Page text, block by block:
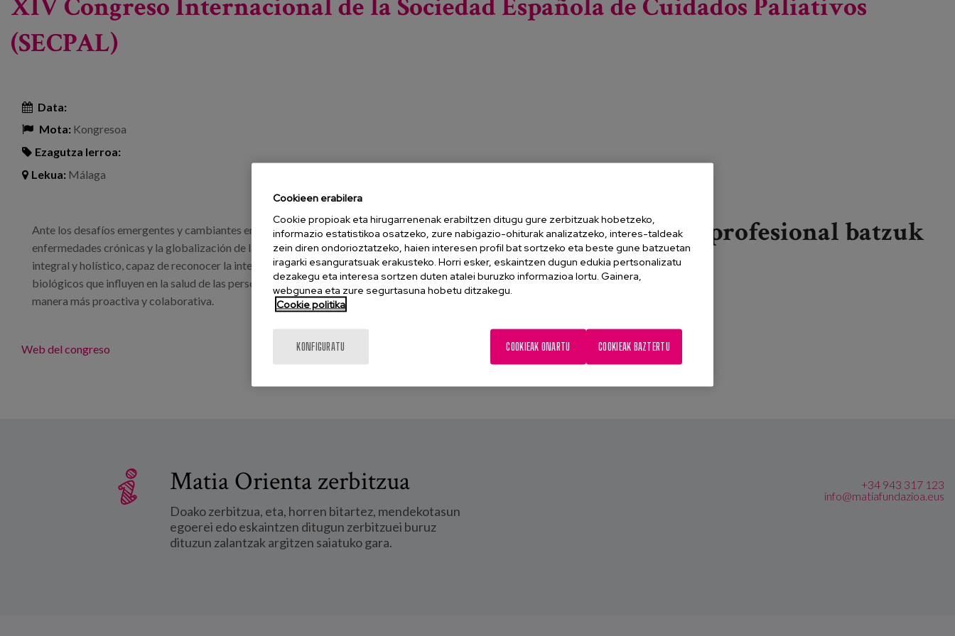
XIV Congreso Internacional de la Sociedad Española de Cuidados Paliativos
(SECPAL)
Data:
Mota: Kongresoa
Ezagutza lerroa:
Lekua: Málaga
Ante los desafíos emergentes y cambiantes en la sociedad, como el envejecimiento de la población, el aumento de
enfermedades crónicas y la globalización de la salud, nace la salud pública de tercera ola, buscando un enfoque más
integral y holístico, capaz de reconocer la interconexión entre los factores sociales, ambientales, económicos y
biológicos que influyen en la salud de las personas, y que busca abordar los determinantes sociales de la salud de una
manera más proactiva y colaborativa.
Web del congreso
Beste profesional batzuk
Gehiago irakurri
Matia Orienta zerbitzua
Doako zerbitzua, eta, horren bitartez, mendekotasun
egoerei edo eskaintzen ditugun zerbitzuei buruz
dituzun zalantzak argitzen saiatuko gara.
+34 943 317 123
info@matiafundazioa.eus
Cookieen erabilera
Cookie propioak eta hirugarrenenak erabiltzen ditugu gure zerbitzuak hobetzeko,
informazio estatistikoa osatzeko, zure nabigazio-ohiturak analizatzeko, interes-taldeak
zein diren ondorioztatzeko, haien interesen profil bat sortzeko eta beste gune batzuetan
iragarki esanguratsuak erakusteko. Horri esker, eskaintzen dugun edukia pertsonalizatu
dezakegu eta interesa sortzen duten atalei buruzko informazioa lortu. Gainera,
webgunea eta zure segurtasuna hobetu ditzakegu.
Cookie politika
KONFIGURATU COOKIEAK BAZTERTU
COOKIEAK ONARTU